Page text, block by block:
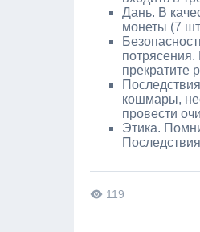
Дань. В
монеты (7
прекратите
кошмары,
провести
Этика.
119